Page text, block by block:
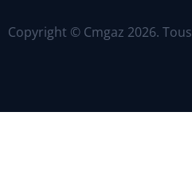
Copyright © Cmgaz 2026.